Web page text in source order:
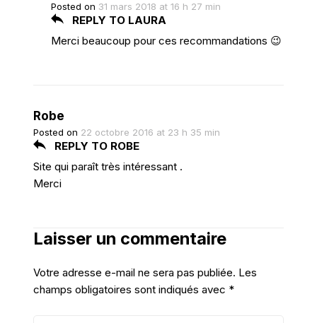
Posted on 31 mars 2018 at 16 h 27 min
REPLY TO LAURA
Merci beaucoup pour ces recommandations 😉
Robe
Posted on 22 octobre 2016 at 23 h 35 min
REPLY TO ROBE
Site qui paraît très intéressant .
Merci
Laisser un commentaire
Votre adresse e-mail ne sera pas publiée. Les
champs obligatoires sont indiqués avec *